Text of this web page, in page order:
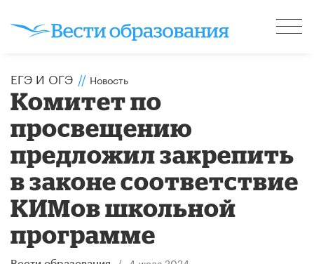
ЕГЭ И ОГЭ // Новость
Комитет по
просвещению
предложил закрепить
в законе соответствие
КИМов школьной
программе